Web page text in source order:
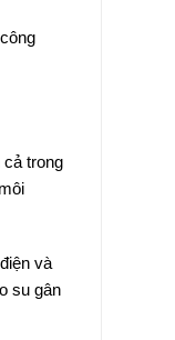
trong
và
su gân